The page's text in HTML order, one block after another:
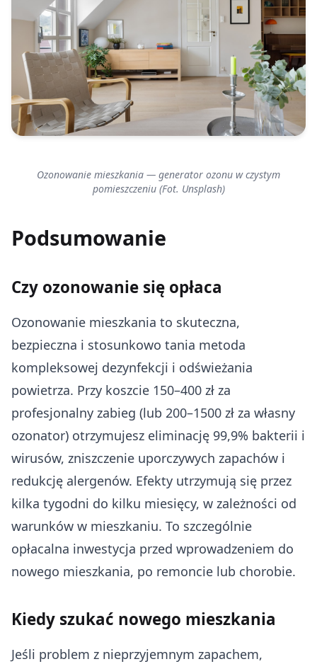
Ozonowanie mieszkania — generator ozonu w czystym
pomieszczeniu (Fot. Unsplash)
Podsumowanie
Czy ozonowanie się opłaca
Ozonowanie mieszkania to skuteczna,
bezpieczna i stosunkowo tania metoda
kompleksowej dezynfekcji i odświeżania
powietrza. Przy koszcie 150–400 zł za
profesjonalny zabieg (lub 200–1500 zł za własny
ozonator) otrzymujesz eliminację 99,9% bakterii i
wirusów, zniszczenie uporczywych zapachów i
redukcję alergenów. Efekty utrzymują się przez
kilka tygodni do kilku miesięcy, w zależności od
warunków w mieszkaniu. To szczególnie
opłacalna inwestycja przed wprowadzeniem do
nowego mieszkania, po remoncie lub chorobie.
Kiedy szukać nowego mieszkania
Jeśli problem z nieprzyjemnym zapachem,